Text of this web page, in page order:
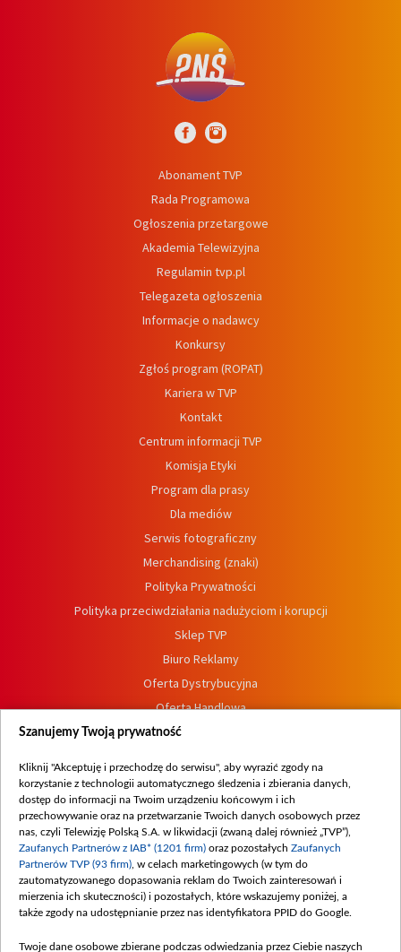
Abonament TVP
Rada Programowa
Ogłoszenia przetargowe
Akademia Telewizyjna
Regulamin tvp.pl
Telegazeta ogłoszenia
Informacje o nadawcy
Konkursy
Zgłoś program (ROPAT)
Kariera w TVP
Kontakt
Centrum informacji TVP
Komisja Etyki
Program dla prasy
Dla mediów
Serwis fotograficzny
Merchandising (znaki)
Polityka Prywatności
Polityka przeciwdziałania nadużyciom i korupcji
Sklep TVP
Biuro Reklamy
Oferta Dystrybucyjna
Oferta Handlowa
Dostępność
Procedura zgłoszeń wewnętrznych
Szanujemy Twoją prywatność
Kliknij "Akceptuję i przechodzę do serwisu", aby wyrazić zgody na
korzystanie z technologii automatycznego śledzenia i zbierania danych,
dostęp do informacji na Twoim urządzeniu końcowym i ich
przechowywanie oraz na przetwarzanie Twoich danych osobowych przez
nas, czyli Telewizję Polską S.A. w likwidacji (zwaną dalej również „TVP”),
Zaufanych Partnerów z IAB* (1201 firm) oraz pozostałych Zaufanych
Partnerów TVP (93 firm) , w celach marketingowych (w tym do
zautomatyzowanego dopasowania reklam do Twoich zainteresowań i
mierzenia ich skuteczności) i pozostałych, które wskazujemy poniżej, a
także zgody na udostępnianie przez nas identyfikatora PPID do Google.
Twoje dane osobowe zbierane podczas odwiedzania przez Ciebie naszych